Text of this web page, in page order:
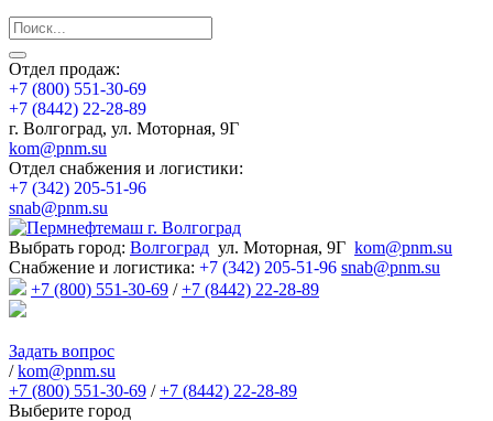
Отдел продаж:
+7 (800) 551-30-69
+7 (8442) 22-28-89
г. Волгоград, ул. Моторная, 9Г
kom@pnm.su
Отдел снабжения и логистики:
+7 (342) 205-51-96
snab@pnm.su
Выбрать город: Волгоград ул. Моторная, 9Г kom@pnm.su
Снабжение и логистика: +7 (342) 205-51-96 snab@pnm.su
+7 (800) 551-30-69 /+7 (8442) 22-28-89
Задать вопрос
/kom@pnm.su
+7 (800) 551-30-69 /+7 (8442) 22-28-89
Выберите город